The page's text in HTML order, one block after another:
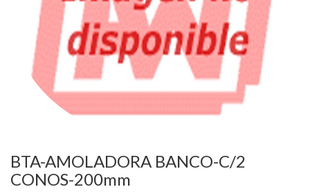
BTA-AMOLADORA BANCO-C/2
CONOS-200mm